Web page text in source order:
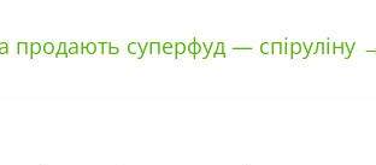
продають суперфуд — спіруліну